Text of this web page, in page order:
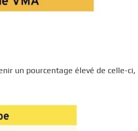
un pourcentage élevé de celle-ci,